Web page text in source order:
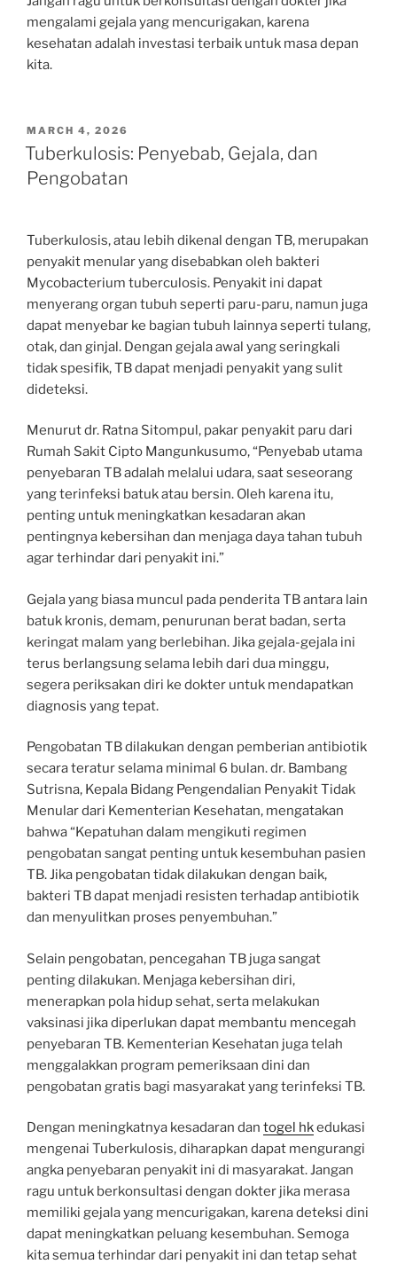
mengalami gejala yang mencurigakan, karena
kesehatan adalah investasi terbaik untuk masa depan
kita.
POSTED
ON
MARCH 4, 2026
Tuberkulosis: Penyebab, Gejala, dan
Pengobatan
Tuberkulosis, atau lebih dikenal dengan TB, merupakan
penyakit menular yang disebabkan oleh bakteri
Mycobacterium tuberculosis. Penyakit ini dapat
menyerang organ tubuh seperti paru-paru, namun juga
dapat menyebar ke bagian tubuh lainnya seperti tulang,
otak, dan ginjal. Dengan gejala awal yang seringkali
tidak spesifik, TB dapat menjadi penyakit yang sulit
dideteksi.
Menurut dr. Ratna Sitompul, pakar penyakit paru dari
Rumah Sakit Cipto Mangunkusumo, “Penyebab utama
penyebaran TB adalah melalui udara, saat seseorang
yang terinfeksi batuk atau bersin. Oleh karena itu,
penting untuk meningkatkan kesadaran akan
pentingnya kebersihan dan menjaga daya tahan tubuh
agar terhindar dari penyakit ini.”
Gejala yang biasa muncul pada penderita TB antara lain
batuk kronis, demam, penurunan berat badan, serta
keringat malam yang berlebihan. Jika gejala-gejala ini
terus berlangsung selama lebih dari dua minggu,
segera periksakan diri ke dokter untuk mendapatkan
diagnosis yang tepat.
Pengobatan TB dilakukan dengan pemberian antibiotik
secara teratur selama minimal 6 bulan. dr. Bambang
Sutrisna, Kepala Bidang Pengendalian Penyakit Tidak
Menular dari Kementerian Kesehatan, mengatakan
bahwa “Kepatuhan dalam mengikuti regimen
pengobatan sangat penting untuk kesembuhan pasien
TB. Jika pengobatan tidak dilakukan dengan baik,
bakteri TB dapat menjadi resisten terhadap antibiotik
dan menyulitkan proses penyembuhan.”
Selain pengobatan, pencegahan TB juga sangat
penting dilakukan. Menjaga kebersihan diri,
menerapkan pola hidup sehat, serta melakukan
vaksinasi jika diperlukan dapat membantu mencegah
penyebaran TB. Kementerian Kesehatan juga telah
menggalakkan program pemeriksaan dini dan
pengobatan gratis bagi masyarakat yang terinfeksi TB.
Dengan meningkatnya kesadaran dan togel hkedukasi
mengenai Tuberkulosis, diharapkan dapat mengurangi
angka penyebaran penyakit ini di masyarakat. Jangan
ragu untuk berkonsultasi dengan dokter jika merasa
memiliki gejala yang mencurigakan, karena deteksi dini
dapat meningkatkan peluang kesembuhan. Semoga
kita semua terhindar dari penyakit ini dan tetap sehat